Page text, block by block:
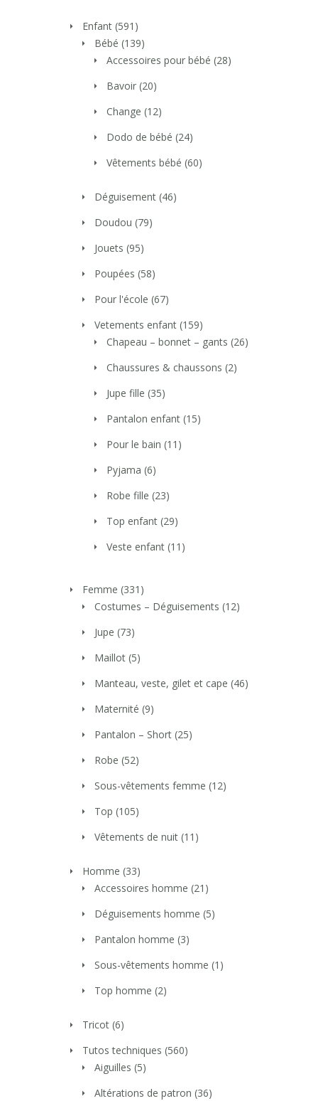
Enfant (591)
Bébé (139)
Accessoires pour bébé (28)
Bavoir (20)
Change (12)
Dodo de bébé (24)
Vêtements bébé (60)
Déguisement (46)
Doudou (79)
Jouets (95)
Poupées (58)
Pour l'école (67)
Vetements enfant (159)
Chapeau – bonnet – gants (26)
Chaussures & chaussons (2)
Jupe fille (35)
Pantalon enfant (15)
Pour le bain (11)
Pyjama (6)
Robe fille (23)
Top enfant (29)
Veste enfant (11)
Femme (331)
Costumes – Déguisements (12)
Jupe (73)
Maillot (5)
Manteau, veste, gilet et cape (46)
Maternité (9)
Pantalon – Short (25)
Robe (52)
Sous-vêtements femme (12)
Top (105)
Vêtements de nuit (11)
Homme (33)
Accessoires homme (21)
Déguisements homme (5)
Pantalon homme (3)
Sous-vêtements homme (1)
Top homme (2)
Tricot (6)
Tutos techniques (560)
Aiguilles (5)
Altérations de patron (36)